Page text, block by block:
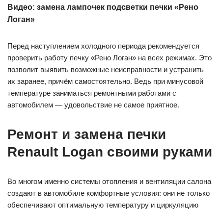
Видео: замена лампочек подсветки печки «Рено
Логан»
Перед наступлением холодного периода рекомендуется
проверить работу печку «Рено Логан» на всех режимах. Это
позволит выявить возможные неисправности и устранить
их заранее, причём самостоятельно. Ведь при минусовой
температуре заниматься ремонтными работами с
автомобилем — удовольствие не самое приятное.
Ремонт и замена печки
Renault Logan своими руками
Во многом именно системы отопления и вентиляции салона
создают в автомобиле комфортные условия: они не только
обеспечивают оптимальную температуру и циркуляцию